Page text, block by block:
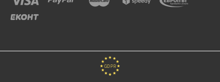
GDPR